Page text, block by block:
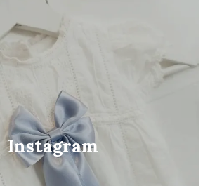
Instagram